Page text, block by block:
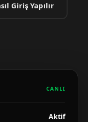
Giriş Yapılır
CANLI
Aktif